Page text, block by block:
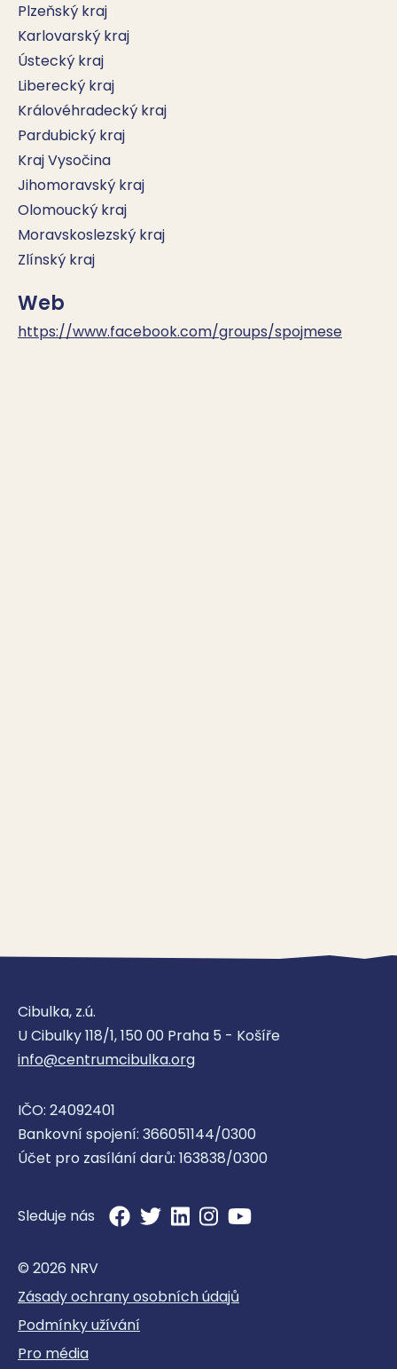
Plzeňský kraj
Karlovarský kraj
Ústecký kraj
Liberecký kraj
Královéhradecký kraj
Pardubický kraj
Kraj Vysočina
Jihomoravský kraj
Olomoucký kraj
Moravskoslezský kraj
Zlínský kraj
Web
https://www.facebook.com/groups/spojmese
Cibulka, z.ú.
U Cibulky 118/1, 150 00 Praha 5 - Košíře
info@centrumcibulka.org
IČO: 24092401
Bankovní spojení: 366051144/0300
Účet pro zasílání darů: 163838/0300
Sleduje nás
© 2026 NRV
Zásady ochrany osobních údajů
Podmínky užívání
Pro média